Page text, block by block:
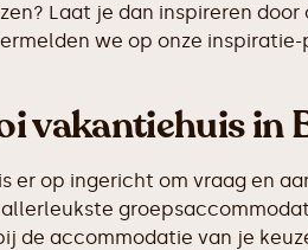
Laat je dan inspireren door
we op onze inspiratie-
vakantiehuis in
er op ingericht om vraag en
de accommodatie van je